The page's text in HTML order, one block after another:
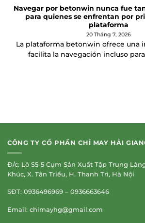
Navegar por betonwin nunca fue
para quienes se enfrentan por
plataforma
20 Tháng 7, 2026
La plataforma betonwin ofrece una
facilita la navegación incluso
CÔNG TY CỔ PHẦN CHỈ MAY HẢI
Đ/c: Lô S5-5 Cụm Sản Xuất Tập Trung
Khúc, X. Tân Triều, H. Thanh Trì, Hà Nội
SĐT: 0936496969 – 0936663646
Email: chimayhg@gmail.com